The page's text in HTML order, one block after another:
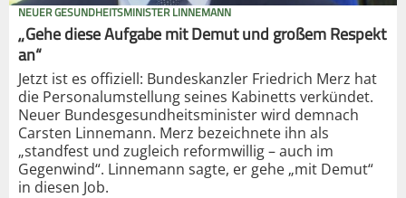
NEUER GESUNDHEITSMINISTER LINNEMANN
„Gehe diese Aufgabe mit Demut und großem Respekt
an“
Jetzt ist es offiziell: Bundeskanzler Friedrich Merz hat
die Personalumstellung seines Kabinetts verkündet.
Neuer Bundesgesundheitsminister wird demnach
Carsten Linnemann. Merz bezeichnete ihn als
„standfest und zugleich reformwillig – auch im
Gegenwind“. Linnemann sagte, er gehe „mit Demut“
in diesen Job.